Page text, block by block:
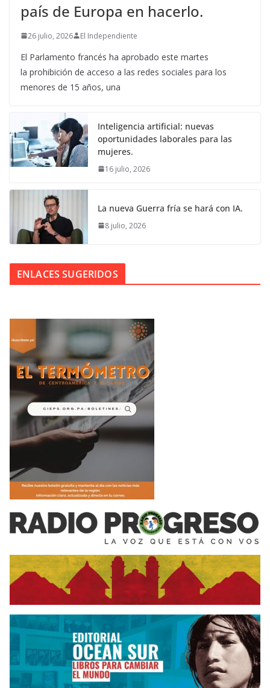
país de Europa en hacerlo.
26 julio, 2026 El Independiente
El Parlamento francés ha aprobado este martes
la prohibición de acceso a las redes sociales para los
menores de 15 años, una
Inteligencia artificial: nuevas
oportunidades laborales para las
mujeres.
16 julio, 2026
La nueva Guerra fría se hará con IA.
8 julio, 2026
ENLACES SUGERIDOS